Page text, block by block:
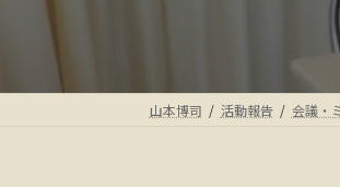
山本博司 活動報告 会議・